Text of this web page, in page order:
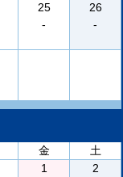
25
-
26
-
金
土
1
2